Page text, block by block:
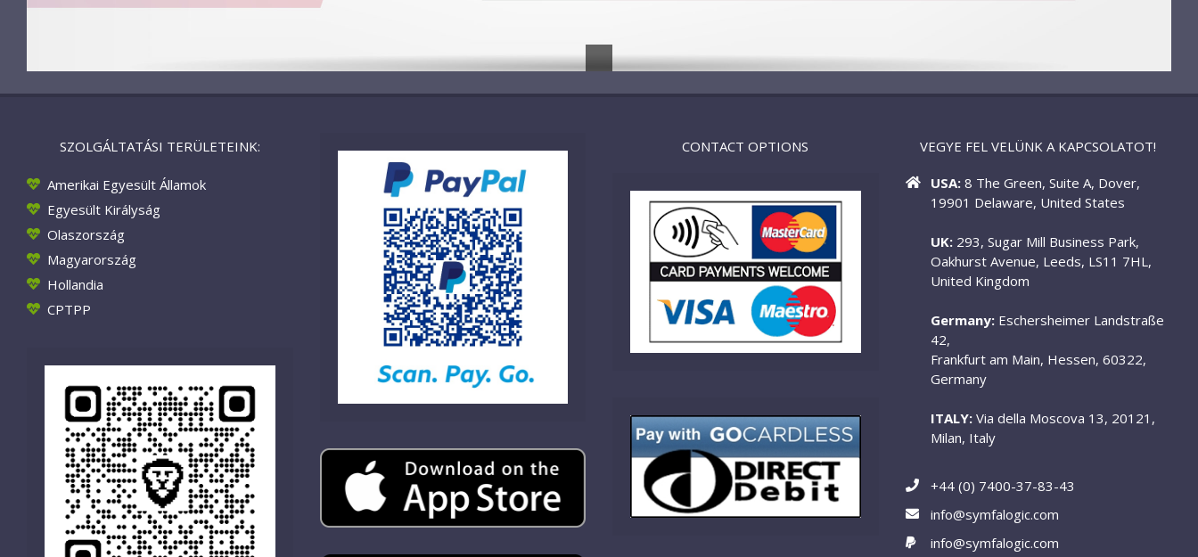
SZOLGÁLTATÁSI TERÜLETEINK:
Amerikai Egyesült Államok
Egyesült Királyság
Olaszország
Magyarország
Hollandia
CPTPP
CONTACT OPTIONS VEGYE FEL VELÜNK A KAPCSOLATOT!
USA: 8 The Green, Suite A, Dover,
19901 Delaware, United States
UK: 293, Sugar Mill Business Park,
Oakhurst Avenue, Leeds, LS11 7HL,
United Kingdom
Germany: Eschersheimer Landstraße
42,
Frankfurt am Main, Hessen, 60322,
Germany
ITALY: Via della Moscova 13, 20121,
Milan, Italy
+44 (0) 7400-37-83-43
info@symfalogic.com
info@symfalogic.com